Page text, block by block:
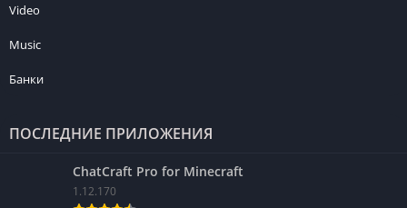
Video
Music
Банки
ПОСЛЕДНИЕ ПРИЛОЖЕНИЯ
ChatCraft Pro for Minecraft
1.12.170